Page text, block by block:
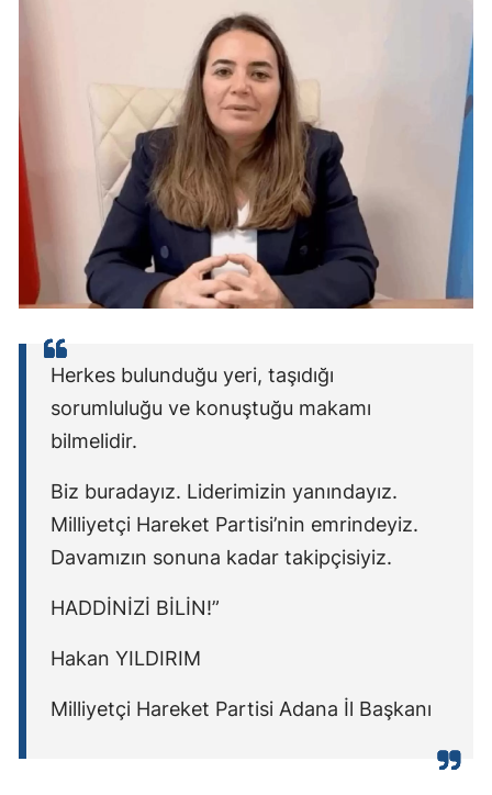
Herkes bulunduğu yeri, taşıdığı
sorumluluğu ve konuştuğu makamı
bilmelidir.
Biz buradayız. Liderimizin yanındayız.
Milliyetçi Hareket Partisi’nin emrindeyiz.
Davamızın sonuna kadar takipçisiyiz.
HADDİNİZİ BİLİN!”
Hakan YILDIRIM
Milliyetçi Hareket Partisi Adana İl Başkanı